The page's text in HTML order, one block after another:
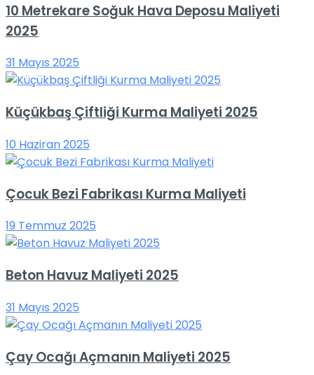
10 Metrekare Soğuk Hava Deposu Maliyeti
2025
31 Mayıs 2025
Küçükbaş Çiftliği Kurma Maliyeti 2025
10 Haziran 2025
Çocuk Bezi Fabrikası Kurma Maliyeti
19 Temmuz 2025
Beton Havuz Maliyeti 2025
31 Mayıs 2025
Çay Ocağı Açmanın Maliyeti 2025